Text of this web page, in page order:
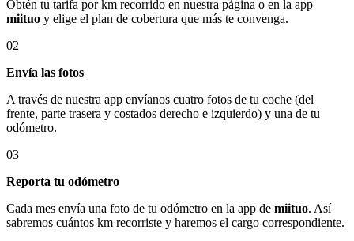
Obtén tu tarifa por km recorrido en nuestra página o en la app
miituo y elige el plan de cobertura que más te convenga.
02
Envía las fotos
A través de nuestra app envíanos cuatro fotos de tu coche (del
frente, parte trasera y costados derecho e izquierdo) y una de tu
odómetro.
03
Reporta tu odómetro
Cada mes envía una foto de tu odómetro en la app de miituo. Así
sabremos cuántos km recorriste y haremos el cargo correspondiente.